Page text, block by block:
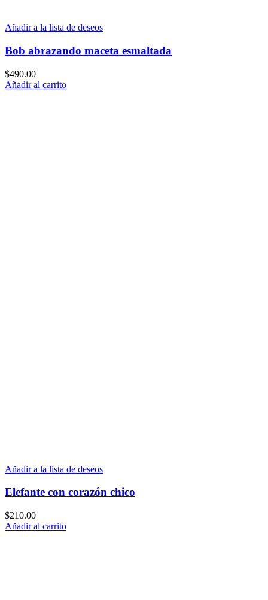
Añadir a la lista de deseos
Bob abrazando maceta esmaltada
$490.00
Añadir al carrito
Añadir a la lista de deseos
Elefante con corazón chico
$210.00
Añadir al carrito